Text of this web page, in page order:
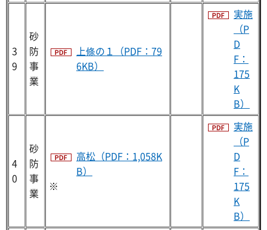
3
9
砂
防
事
業
上條の１（PDF：79
6KB）
実施
（P
D
F：
175
K
B）
4
0
砂
防
事
業
高松（PDF：1,058K
B）
※
実施
（P
D
F：
175
K
B）